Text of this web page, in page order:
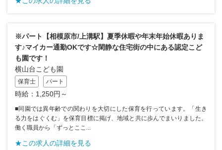
※パート【相模原市/上溝駅】夏季休暇や年末年始休暇ありま
す♪マイカー通勤OKです☆閑静な住宅街の中にある認定こど
も園です！
横山台こども園
保育士 パート
時給：1,250円～
■同園では異年齢での関わりを大切にした保育を行っています。「生き
る力をはぐくむ」を保育目標に掲げ、地域と共に歩んでまいりました。
働く職員から「ずっとここ...
★この求人の詳細を見る